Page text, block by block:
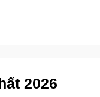
2026